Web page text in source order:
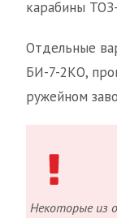
карабины
Отдельные
БИ-7-2КО,
ружейном
Некоторые из